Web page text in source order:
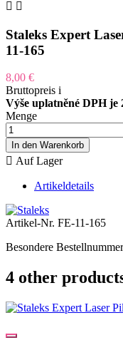
 
Staleks Expert
11-165
8,00 €
Bruttopreis i
Výše uplatněné DPH je
Menge
In den Warenkorb
 Auf Lager
Artikeldetails
Artikel-Nr. FE-11-165
Besondere
4 other